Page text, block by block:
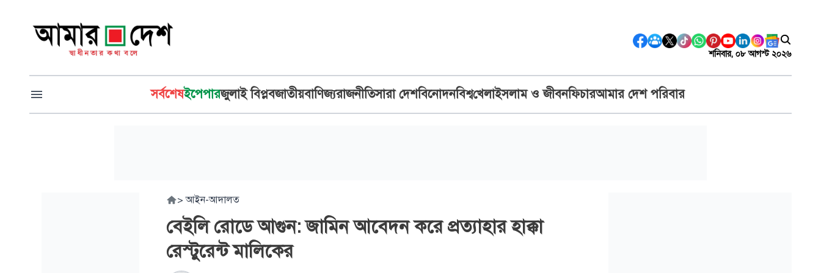
শনিবার, ০৮ আগস্ট ২০২৬
সর্বশেষইপেপারজুলাই বিপ্লবজাতীয়বাণিজ্যরাজনীতিসারা দেশবিনোদনবিশ্বখেলাইসলাম ও জীবনফিচারআমার দেশ পরিবার
> আইন-আদালত
বেইলি রোডে আগুন: জামিন আবেদন করে প্রত্যাহার হাক্কা
রেস্টুরেন্ট মালিকের